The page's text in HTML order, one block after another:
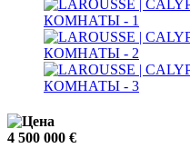
4 500 000 €